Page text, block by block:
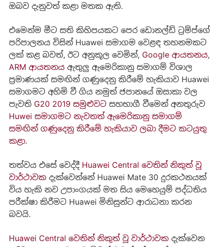
ඔබව දැනුවත් කළා මතක ඇති.
එමෙන්ම මීට සති කිහිපයකට පෙර ඩොනල්ඩ් ට්‍රම්ප්ගේ
පරිපාලනය විසින් Huawei සමාගම වෙළඳ තහනමකට
ලක් කළ බවත්, ඊට අනුකූල වෙමින්, Google ආයතනය,
ARM ආයතනයඇතුලු ඇමෙරිකානු සමාගම් විශාල
ප්‍රමාණයක් සමඟින් ගණුදෙනු කිරීමේ හැකියාව Huawei
සමාගමට අහිමි වී ගිය නමුත් ජපානයේ ඔසාකා වල
පැවති G20 2019 සමුළුවට සහභාගී වීමෙන් අනතුරුව
Huwei සමාගමට නැවතත් ඇමෙරිකානු සමාගම්
සමඟින් ගණුදෙනු කිරීමේ හැකියාව ලබා දීමට කටයුතු
කළා.
තත්වය එසේ වෙද්දී Huawei Central වෙතින් නිකුත් වූ
වාර්ථාවකදැක්වෙන්නේ Huawei Mate 30 දුරකථනයක්
විය හැකි නව උපාංගයක් මත සිය මෙහෙයුම් පද්ධතිය
පරීක්ෂා කිරීමට Huawei මිනිසුන්ට ආරාධනා කරන
බවයි.
Huawei Central වෙතින් නිකුත් වූ වාර්ථාවකදැක්වෙන